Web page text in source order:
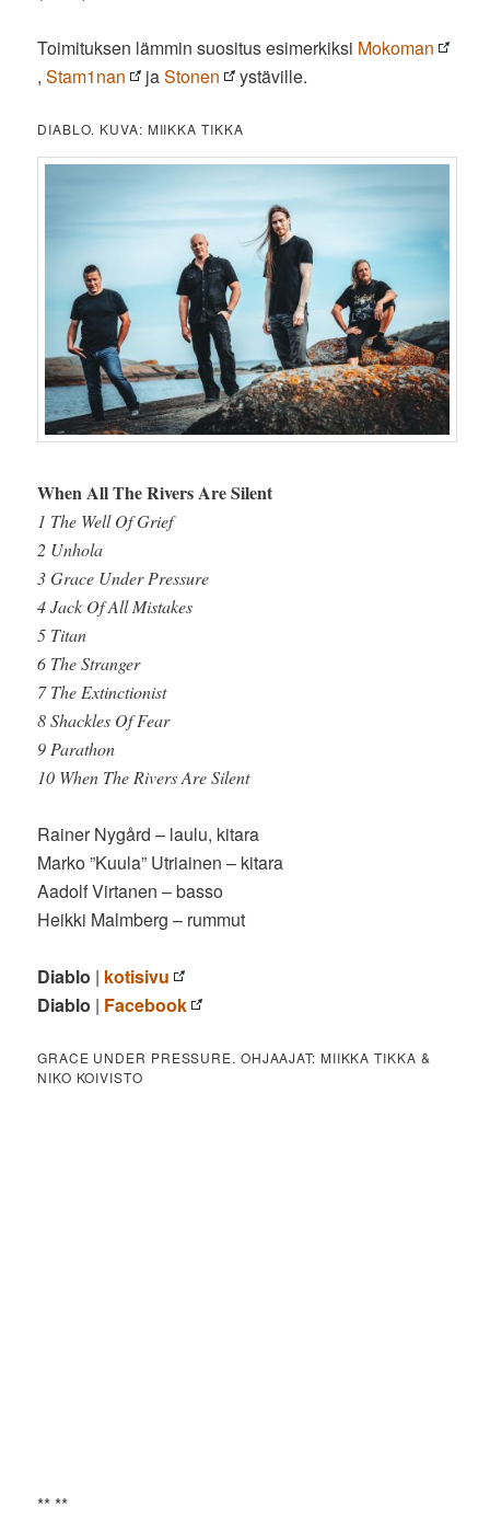
Toimituksen lämmin suositus esimerkiksi Mokoman
,Stam1nan jaStonen ystäville.
DIABLO. KUVA: MIIKKA TIKKA
When All The Rivers Are Silent
1 The Well Of Grief
2 Unhola
3 Grace Under Pressure
4 Jack Of All Mistakes
5 Titan
6 The Stranger
7 The Extinctionist
8 Shackles Of Fear
9 Parathon
10 When The Rivers Are Silent
Rainer Nygård – laulu, kitara
Marko ”Kuula” Utriainen – kitara
Aadolf Virtanen – basso
Heikki Malmberg – rummut
Diablo | kotisivu
Diablo | Facebook
GRACE UNDER PRESSURE. OHJAAJAT: MIIKKA TIKKA &
NIKO KOIVISTO
** **